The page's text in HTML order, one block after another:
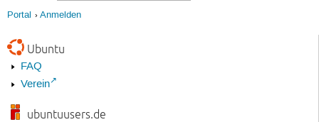
Portal Anmelden
Ubuntu
FAQ
Verein
ubuntuusers.de